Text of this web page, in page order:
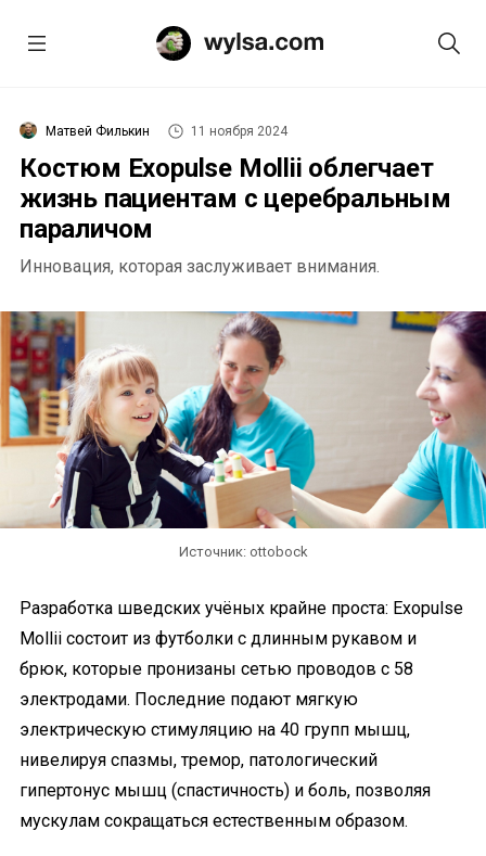
Матвей Филькин 11 ноября 2024
Костюм Exopulse Mollii облегчает
жизнь пациентам с церебральным
параличом
Инновация, которая заслуживает внимания.
Источник: ottobock
Разработка шведских учёных крайне проста: Exopulse
Mollii состоит из футболки с длинным рукавом и
брюк, которые пронизаны сетью проводов с 58
электродами. Последние подают мягкую
электрическую стимуляцию на 40 групп мышц,
нивелируя спазмы, тремор, патологический
гипертонус мышц (спастичность) и боль, позволяя
мускулам сокращаться естественным образом.